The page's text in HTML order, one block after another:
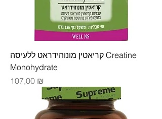
קריאטין מונוהידראט ללעיסה Creatine
Monohydrate
Цена
107,00 ₪